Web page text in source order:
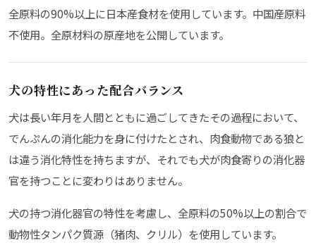
全原料の90%以上に日本産食材を使用しています。中国産原料
不使用。全原材料の原産地を公開しています。
犬の特性にあった配合バランス
犬は長い年月を人間とともに過ごしてきたその過程において、
でんぷんの消化能力を身に付けたとされ、肉食動物である狼と
は違う消化特性を持ちますが、それでも犬が肉食寄りの消化器
官を持つことに変わりはありません。
犬の持つ消化器官の特性を考慮し、全原料の50%以上の割合で
動物性タンパク質源（猪肉、クリル）を使用しています。